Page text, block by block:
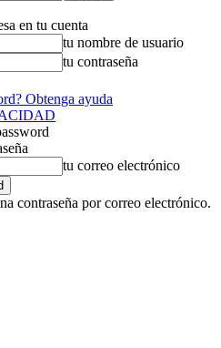
en tu cuenta
tu nombre de usuario
tu contraseña
Obtenga ayuda
tu correo electrónico
contraseña por correo electrónico.